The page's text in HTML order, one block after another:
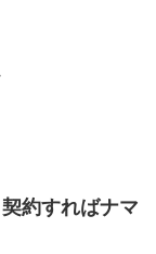
約すればナマ